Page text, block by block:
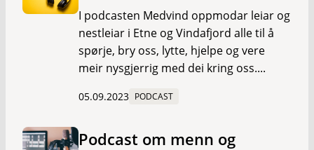
I podcasten Medvind oppmodar leiar og
nestleiar i Etne og Vindafjord alle til å
spørje, bry oss, lytte, hjelpe og vere
meir nysgjerrig med dei kring oss....
05.09.2023 PODCAST
Podcast om menn og